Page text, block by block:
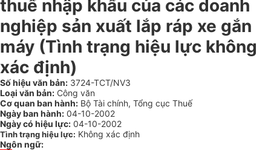
thuế nhập khẩu của các doanh
nghiệp sản xuất lắp ráp xe gắn
máy (Tình trạng hiệu lực không
xác định)
Số hiệu văn bản: 3724-TCT/NV3
Loại văn bản: Công văn
Cơ quan ban hành: Bộ Tài chính, Tổng cục Thuế
Ngày ban hành: 04-10-2002
Ngày có hiệu lực: 04-10-2002
Tình trạng hiệu lực: Không xác định
Ngôn ngữ: